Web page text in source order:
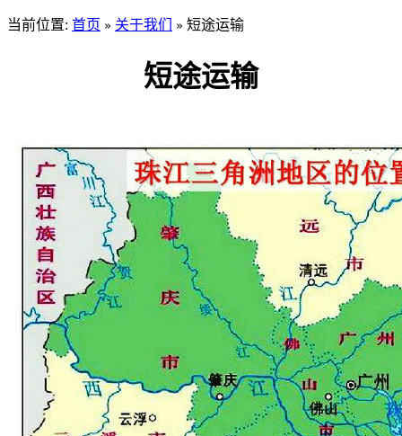
当前位置: 首页 » 关于我们 » 短途运输
短途运输